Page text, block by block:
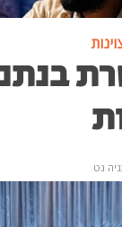
נט